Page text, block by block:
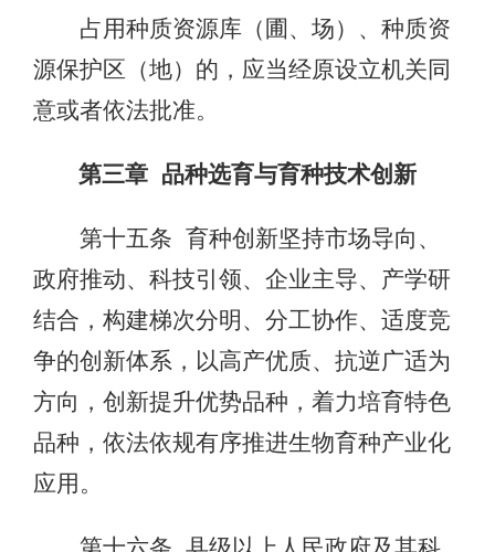
占用种质资源库（圃、场）、种质资
源保护区（地）的，应当经原设立机关同
意或者依法批准。
第三章 品种选育与育种技术创新
第十五条 育种创新坚持市场导向、
政府推动、科技引领、企业主导、产学研
结合，构建梯次分明、分工协作、适度竞
争的创新体系，以高产优质、抗逆广适为
方向，创新提升优势品种，着力培育特色
品种，依法依规有序推进生物育种产业化
应用。